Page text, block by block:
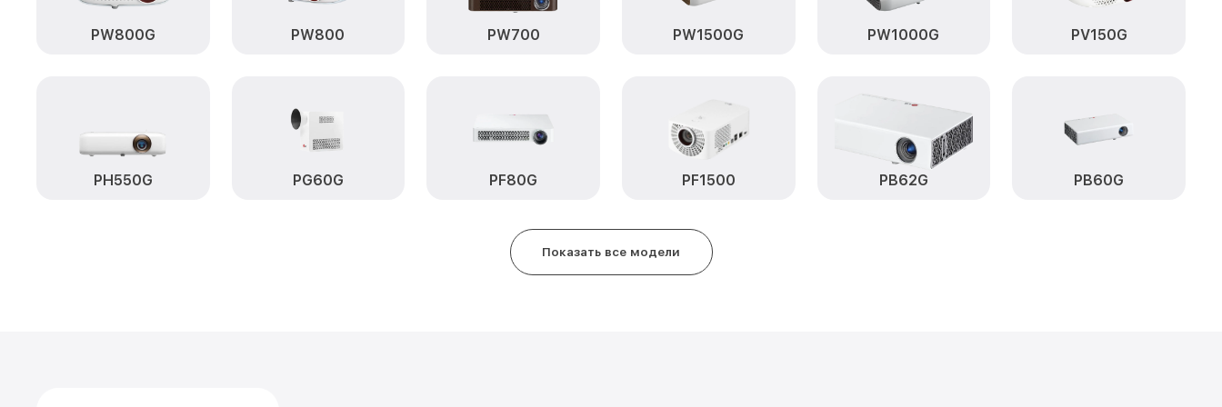
Юстировка DS420 LG Заказать
Замена оптического блока DS420 LG от 1300₽ Заказать
PW800G PW800 PW700 PW1500G PW1000G PV150G
PH550G PG60G PF80G PF1500 PB62G PB60G
Показать все модели